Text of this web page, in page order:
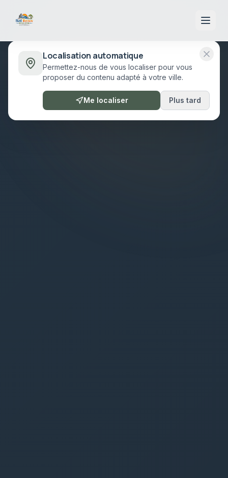
Localisation automatique
Permettez-nous de vous localiser pour vous
proposer du contenu adapté à votre ville.
Me localiser Plus tard